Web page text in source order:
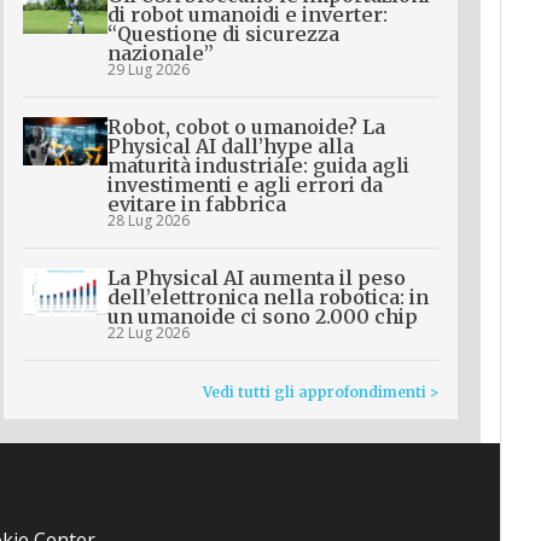
di robot umanoidi e inverter:
“Questione di sicurezza
nazionale”
29 Lug 2026
Robot, cobot o umanoide? La
Physical AI dall’hype alla
maturità industriale: guida agli
investimenti e agli errori da
evitare in fabbrica
28 Lug 2026
La Physical AI aumenta il peso
dell’elettronica nella robotica: in
un umanoide ci sono 2.000 chip
22 Lug 2026
Vedi tutti gli approfondimenti >